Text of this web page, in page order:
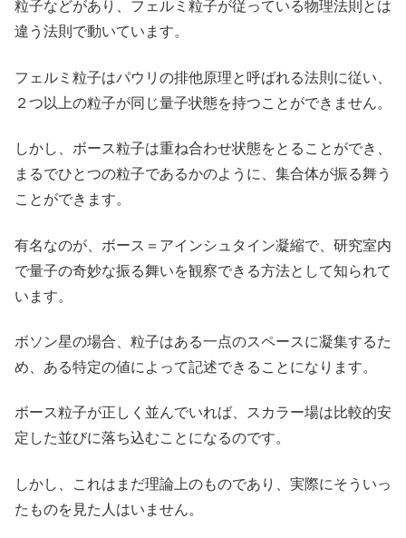
粒子などがあり、フェルミ粒子が従っている物理法則とは
違う法則で動いています。
フェルミ粒子はパウリの排他原理と呼ばれる法則に従い、
２つ以上の粒子が同じ量子状態を持つことができません。
しかし、ボース粒子は重ね合わせ状態をとることができ、
まるでひとつの粒子であるかのように、集合体が振る舞う
ことができます。
有名なのが、ボース＝アインシュタイン凝縮で、研究室内
で量子の奇妙な振る舞いを観察できる方法として知られて
います。
ボソン星の場合、粒子はある一点のスペースに凝集するた
め、ある特定の値によって記述できることになります。
ボース粒子が正しく並んでいれば、スカラー場は比較的安
定した並びに落ち込むことになるのです。
しかし、これはまだ理論上のものであり、実際にそういっ
たものを見た人はいません。